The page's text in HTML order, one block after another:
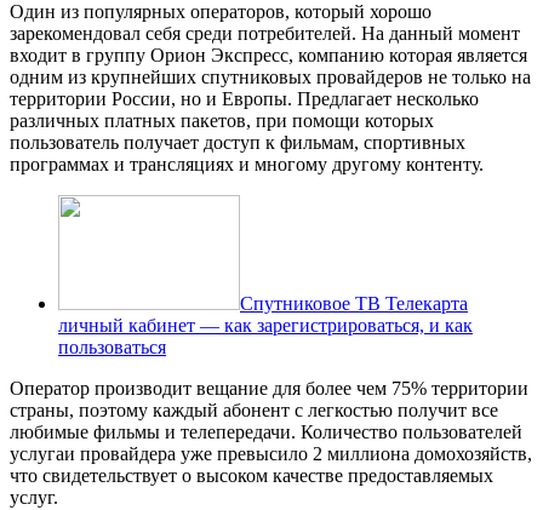
Один из популярных операторов, который хорошо
зарекомендовал себя среди потребителей. На данный момент
входит в группу Орион Экспресс, компанию которая является
одним из крупнейших спутниковых провайдеров не только на
территории России, но и Европы. Предлагает несколько
различных платных пакетов, при помощи которых
пользователь получает доступ к фильмам, спортивных
программах и трансляциях и многому другому контенту.
Спутниковое ТВ Телекарта
личный кабинет — как зарегистрироваться, и как
пользоваться
Оператор производит вещание для более чем 75% территории
страны, поэтому каждый абонент с легкостью получит все
любимые фильмы и телепередачи. Количество пользователей
услугаи провайдера уже превысило 2 миллиона домохозяйств,
что свидетельствует о высоком качестве предоставляемых
услуг.